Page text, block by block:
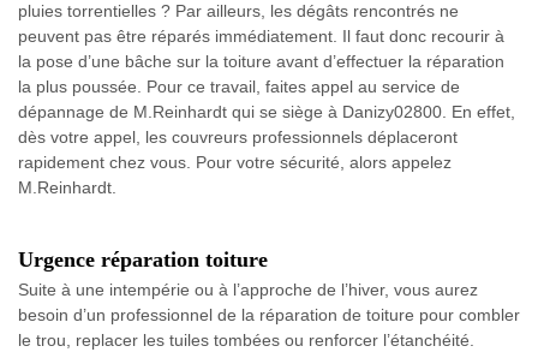
pluies torrentielles ? Par ailleurs, les dégâts rencontrés ne
peuvent pas être réparés immédiatement. Il faut donc recourir à
la pose d’une bâche sur la toiture avant d’effectuer la réparation
la plus poussée. Pour ce travail, faites appel au service de
dépannage de M.Reinhardt qui se siège à Danizy02800. En effet,
dès votre appel, les couvreurs professionnels déplaceront
rapidement chez vous. Pour votre sécurité, alors appelez
M.Reinhardt.
Urgence réparation toiture
Suite à une intempérie ou à l’approche de l’hiver, vous aurez
besoin d’un professionnel de la réparation de toiture pour combler
le trou, replacer les tuiles tombées ou renforcer l’étanchéité.